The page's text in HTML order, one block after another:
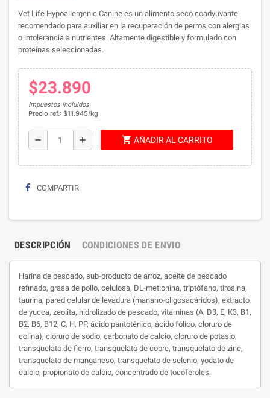
Vet Life Hypoallergenic Canine es un alimento seco coadyuvante
recomendado para auxiliar en la recuperación de perros con alergias
o intolerancia a nutrientes. Altamente digestible y formulado con
proteínas seleccionadas.
$23.890
Impuestos incluidos
Precio ref.: $11.945/kg
remove add shopping_cart AÑADIR AL CARRITO
COMPARTIR
DESCRIPCIÓN CONDICIONES DE ENVIO
Harina de pescado, sub-producto de arroz, aceite de pescado
refinado, grasa de pollo, celulosa, DL-metionina, triptófano, tirosina,
taurina, pared celular de levadura (manano-oligosacáridos), extracto
de yucca, zeolita, hidrolizado de pescado, vitaminas (A, D3, E, K3, B1,
B2, B6, B12, C, H, PP, ácido pantoténico, ácido fólico, cloruro de
colina), cloruro de sodio, carbonato de calcio, cloruro de potasio,
transquelato de fierro, transquelato de cobre, transquelato de zinc,
transquelato de manganeso, transquelato de selenio, yodato de
calcio, propionato de calcio, concentrado de tocoferoles.